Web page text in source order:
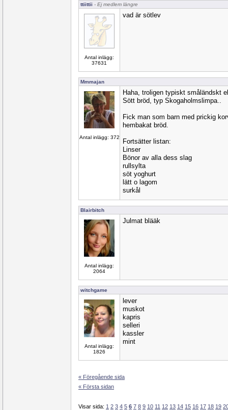
ttiittii - Ej medlem längre
Antal inlägg:
37631
vad är sötlev
Mmmajan
Antal inlägg: 372
Haha, troligen typiskt småländskt
Sött bröd, typ Skogaholmslimpa..
Fick man som barn med prickig
hembakat bröd.
Fortsätter listan:
Linser
Bönor av alla dess slag
rullsylta
söt yoghurt
lätt o lagom
surkål
Blairbitch
Antal inlägg:
2064
Julmat blääk
witchgame
Antal inlägg:
1826
lever
muskot
kapris
selleri
kassler
mint
« Föregående sida
« Första sidan
Visar sida: 1 2 3 4 5 6 7 8 9 10 11 12 13 14 15 16 17 18 19